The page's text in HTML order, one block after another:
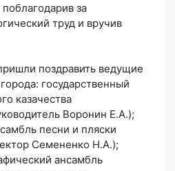
за
труд и вручив
поздравить ведущие
государственный
казачества
Воронин Е.А.);
песни и пляски
Семененко Н.А.);
ансамбль